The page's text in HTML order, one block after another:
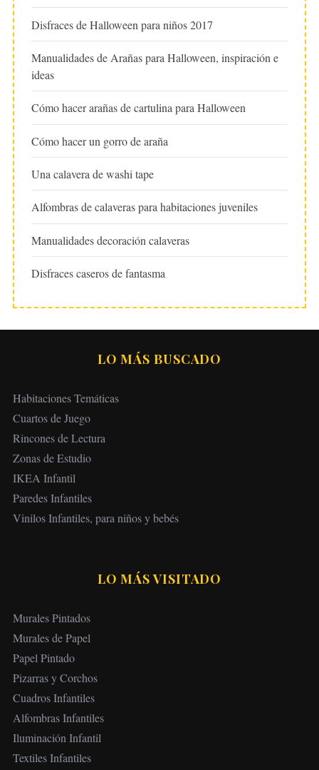
Disfraces de Halloween para niños 2017
Manualidades de Arañas para Halloween, inspiración e
ideas
Cómo hacer arañas de cartulina para Halloween
Cómo hacer un gorro de araña
Una calavera de washi tape
Alfombras de calaveras para habitaciones juveniles
Manualidades decoración calaveras
Disfraces caseros de fantasma
LO MÁS BUSCADO
Habitaciones Temáticas
Cuartos de Juego
Rincones de Lectura
Zonas de Estudio
IKEA Infantil
Paredes Infantiles
Vinilos Infantiles, para niños y bebés
LO MÁS VISITADO
Murales Pintados
Murales de Papel
Papel Pintado
Pizarras y Corchos
Cuadros Infantiles
Alfombras Infantiles
Iluminación Infantil
Textiles Infantiles